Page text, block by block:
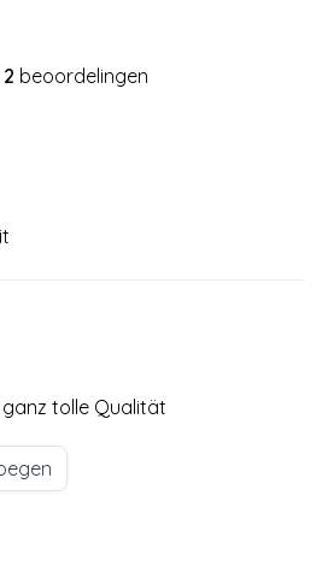
2 beoordelingen
tolle Qualität